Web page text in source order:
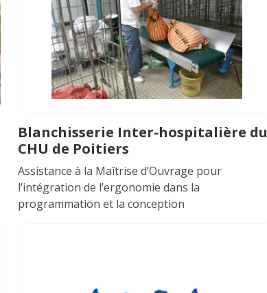
Blanchisserie Inter-hospitalière du
CHU de Poitiers
Assistance à la Maîtrise d’Ouvrage pour
l’intégration de l’ergonomie dans la
programmation et la conception